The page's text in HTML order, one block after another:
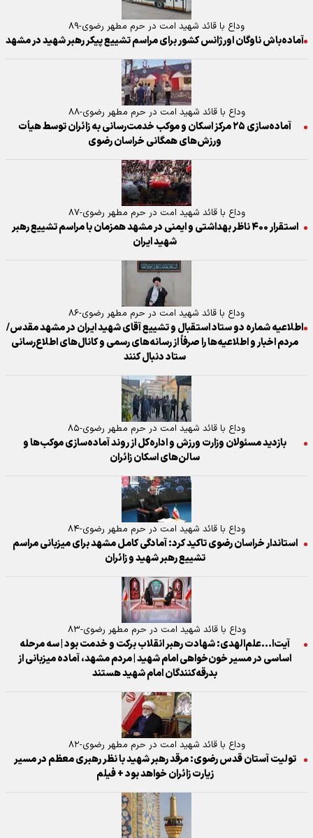
وداع با قائد شهید امت در حرم مطهر رضوی-۸۹
آماده‌باش ناوگان اورژانس کشور برای مراسم تشییع پیکر رهبر شهید در مشهد
وداع با قائد شهید امت در حرم مطهر رضوی-۸۸
آماده‌سازی ۲۵ مرکز اسکان و موکب خدمت‌رسانی به زائران توسط هیأت
ورزش‌های همگانی خراسان رضوی
وداع با قائد شهید امت در حرم مطهر رضوی-۸۷
استقرار ۴۰۰ ناظر بهداشتی و ایمنی در مشهد همزمان با مراسم تشییع رهبر
شهید ایران
وداع با قائد شهید امت در حرم مطهر رضوی-۸۶
اطلاعیه شماره دو ستاد استقبال و تشییع آقای شهید ایران در مشهد مقدس/
مردم اخبار و اطلاعیه‌ها را صرفاً از رسانه‌های رسمی و کانال‌های اطلاع‌رسانی
ستاد دنبال کنند
وداع با قائد شهید امت در حرم مطهر رضوی-۸۵
بازدید مسئولان وزارت ورزش و اداره‌کل از روند آماده‌سازی موکب‌ها و
سالن‌های اسکان زائران
وداع با قائد شهید امت در حرم مطهر رضوی-۸۴
استاندار خراسان رضوی تاکید کرد: آمادگی کامل مشهد برای میزبانی مراسم
تشییع رهبر شهید و زائران
وداع با قائد شهید امت در حرم مطهر رضوی-۸۳
آیت‌ا...علم‌الهدی: شهادت رهبر انقلاب برکت و خدمت بود | سه مرحله
اساسی در مسیر خون‌خواهی امام شهید | مردم مشهد، آماده میزبانی از
بدرقه‌کنندگان امام شهید هستند
وداع با قائد شهید امت در حرم مطهر رضوی-۸۲
تولیت آستان قدس رضوی: مرقد رهبر شهید با نظر رهبری معظم در مسیر
زیارت زائران خواهد بود + فیلم